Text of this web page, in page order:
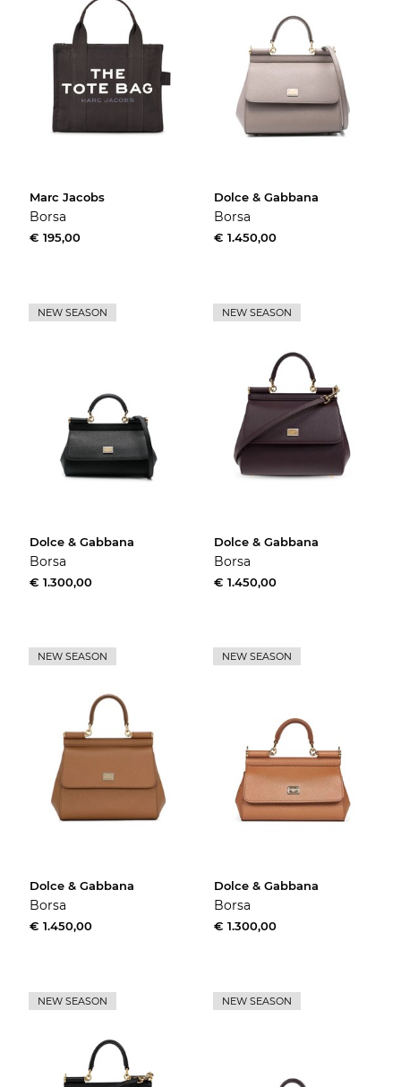
Marc Jacobs
Borsa
€ 195,00
Dolce & Gabbana
Borsa
€ 1.450,00
NEW SEASON
Dolce & Gabbana
Borsa
€ 1.300,00
NEW SEASON
Dolce & Gabbana
Borsa
€ 1.450,00
NEW SEASON
Dolce & Gabbana
Borsa
€ 1.450,00
NEW SEASON
Dolce & Gabbana
Borsa
€ 1.300,00
NEW SEASON NEW SEASON